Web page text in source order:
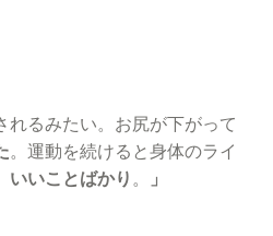
れるみたい。お尻が下がって
。運動を続けると身体のライ
いいことばかり 。 」